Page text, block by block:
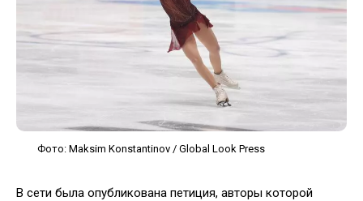
Фото: Maksim Konstantinov / Global Look Press
В сети была опубликована петиция, авторы которой